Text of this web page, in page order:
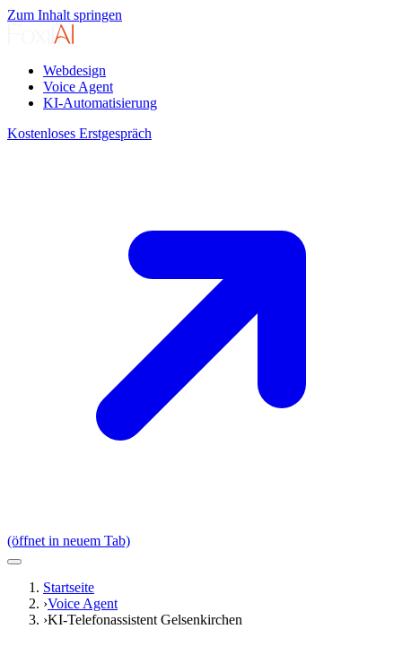
Zum Inhalt springen
Webdesign
Voice Agent
KI-Automatisierung
Kostenloses Erstgespräch
(öffnet in neuem Tab)
Startseite
›Voice Agent
›KI-Telefonassistent Gelsenkirchen